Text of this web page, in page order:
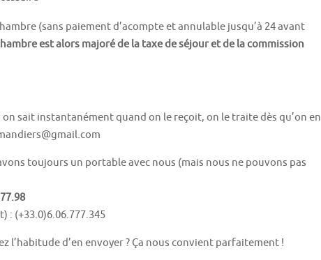
(sans paiement d’acompte et annulable jusqu’à 24 avant
est alors majoré de la taxe de séjour et de la commission
sait instantanément quand on le reçoit, on le traite dès qu’on en
toujours un portable avec nous (mais nous ne pouvons pas
: (+33.0)6.06.777.345
l’habitude d’en envoyer ? Ça nous convient parfaitement !